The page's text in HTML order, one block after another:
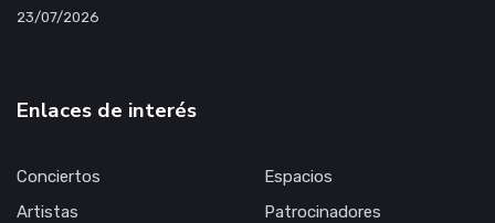
23/07/2026
Enlaces de interés
Conciertos
Artistas
Espacios
Patrocinadores